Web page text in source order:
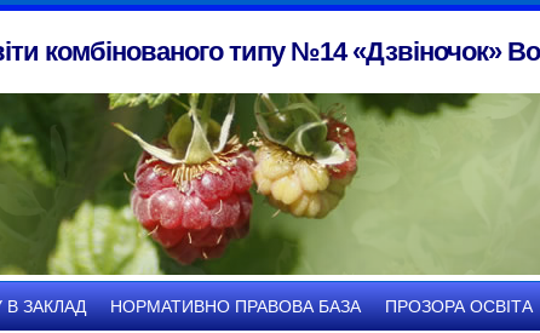
комбінованого типу №14 «Дзвіночок»
ЗАКЛАД НОРМАТИВНО ПРАВОВА БАЗА ПРОЗОРА ОСВІТА